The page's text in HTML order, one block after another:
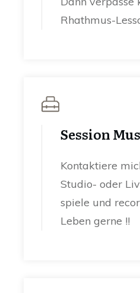
Rhathmus-
Session
Kontaktiere
Studio- oder
spiele und
Leben gerne !!